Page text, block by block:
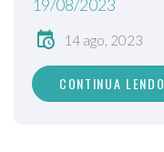
19/08/2023
14 ago, 2023
CONTINUA LENDO